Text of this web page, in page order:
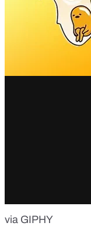
via GIPHY